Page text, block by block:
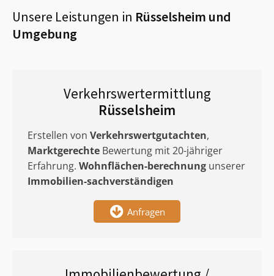
Unsere Leistungen in Rüsselsheim und
Umgebung
Verkehrswertermittlung
Rüsselsheim
Erstellen von Verkehrswertgutachten,
Marktgerechte Bewertung mit 20-jähriger
Erfahrung. Wohnflächen-berechnung unserer
Immobilien-sachverständigen
Anfragen